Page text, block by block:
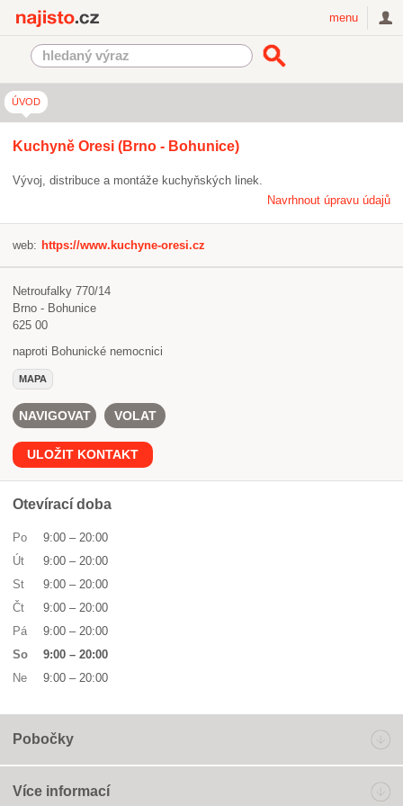
menu
ÚVOD
Kuchyně Oresi (Brno - Bohunice)
Vývoj, distribuce a montáže kuchyňských linek.
Navrhnout úpravu údajů
web: https://www.kuchyne-oresi.cz
Netroufalky 770/14
Brno - Bohunice
625 00
naproti Bohunické nemocnici
MAPA
NAVIGOVAT VOLAT
ULOŽIT KONTAKT
Otevírací doba
Po 9:00 – 20:00
Út
9:00 – 20:00
St
9:00 – 20:00
Čt
9:00 – 20:00
Pá
9:00 – 20:00
So
9:00 – 20:00
Ne
9:00 – 20:00
Pobočky
Více informací